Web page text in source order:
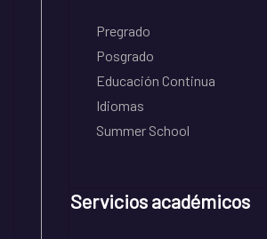
Pregrado
Posgrado
Educación Continua
Idiomas
Summer School
Servicios académicos